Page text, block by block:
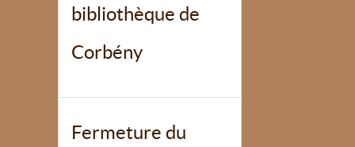
bibliothèque de
Corbény
Fermeture du